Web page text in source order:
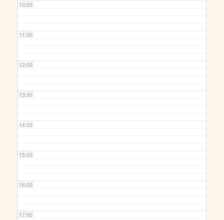
10:00
11:00
12:00
13:00
14:00
15:00
16:00
17:00